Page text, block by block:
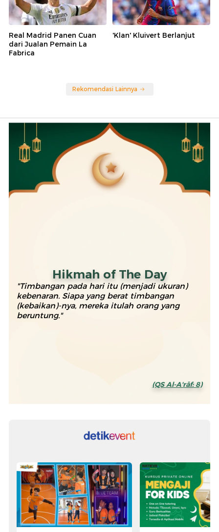
Real Madrid Panen Cuan
dari Jualan Pemain La
Fabrica
'Klan' Kluivert Berlanjut
Rekomendasi Lainnya
Hikmah of The Day
"Timbangan pada hari itu (menjadi ukuran)
kebenaran. Siapa yang berat timbangan
(kebaikan)-nya, mereka itulah orang yang
beruntung."
(QS Al-A'rāf: 8)